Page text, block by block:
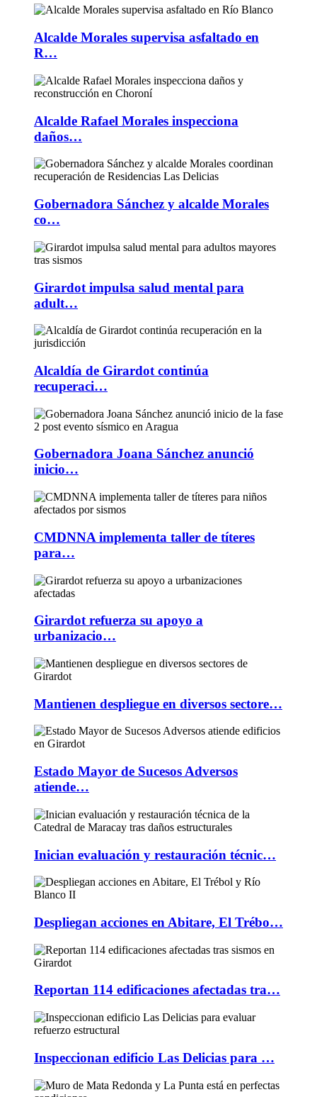
Alcalde Morales supervisa asfaltado en
R…
Alcalde Rafael Morales inspecciona
daños…
Gobernadora Sánchez y alcalde Morales
co…
Girardot impulsa salud mental para
adult…
Alcaldía de Girardot continúa
recuperaci…
Gobernadora Joana Sánchez anunció
inicio…
CMDNNA implementa taller de títeres
para…
Girardot refuerza su apoyo a
urbanizacio…
Mantienen despliegue en diversos sectore…
Estado Mayor de Sucesos Adversos
atiende…
Inician evaluación y restauración técnic…
Despliegan acciones en Abitare, El Trébo…
Reportan 114 edificaciones afectadas tra…
Inspeccionan edificio Las Delicias para …